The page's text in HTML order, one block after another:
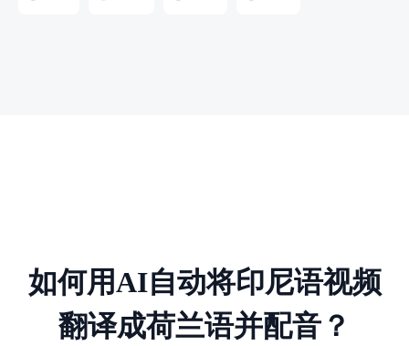
如何用AI自动将印尼语视频
翻译成荷兰语并配音？